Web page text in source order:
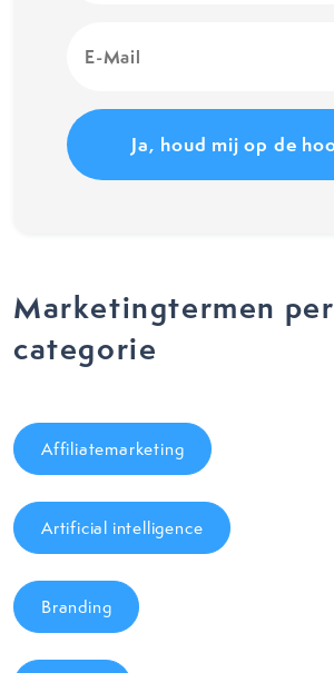
Mail
Marketingtermen per
categorie
Affiliatemarketing
Artificial intelligence
Branding